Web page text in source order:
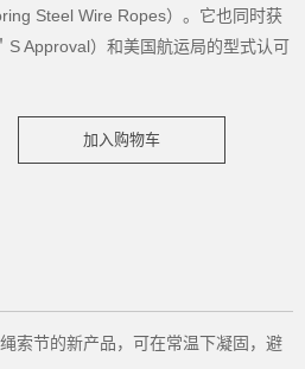
Steel Wire Ropes）。它也同时获
S Approval）和美国航运局的型式认可
加入购物车
索节的新产品，可在常温下凝固，避